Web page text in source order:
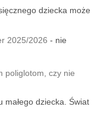
dziecka może
2025/2026 - nie
poliglotom, czy nie
małego dziecka. Świat